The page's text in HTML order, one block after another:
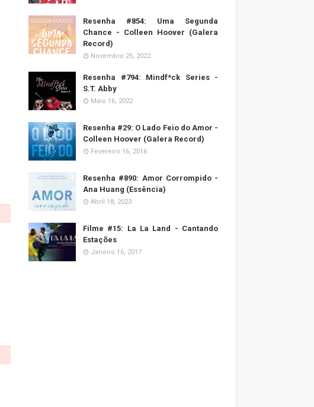
Resenha #854: Uma Segunda
Chance - Colleen Hoover (Galera
Record)
Novembro 25, 2022
Resenha #794: Mindf*ck Series -
S.T. Abby
Maio 16, 2022
Resenha #29: O Lado Feio do Amor -
Colleen Hoover (Galera Record)
Fevereiro 16, 2016
Resenha #890: Amor Corrompido -
Ana Huang (Essência)
Abril 18, 2023
Filme #15: La La Land - Cantando
Estações
Janeiro 16, 2017